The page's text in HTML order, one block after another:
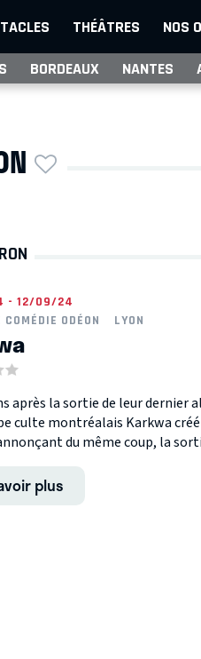
THÉÂTRES NOS
BORDEAUX NANTES
- 12/09/24
COMÉDIE ODÉON
LYON
après la sortie de leur dernier
culte montréalais Karkwa
du même coup, la
plus